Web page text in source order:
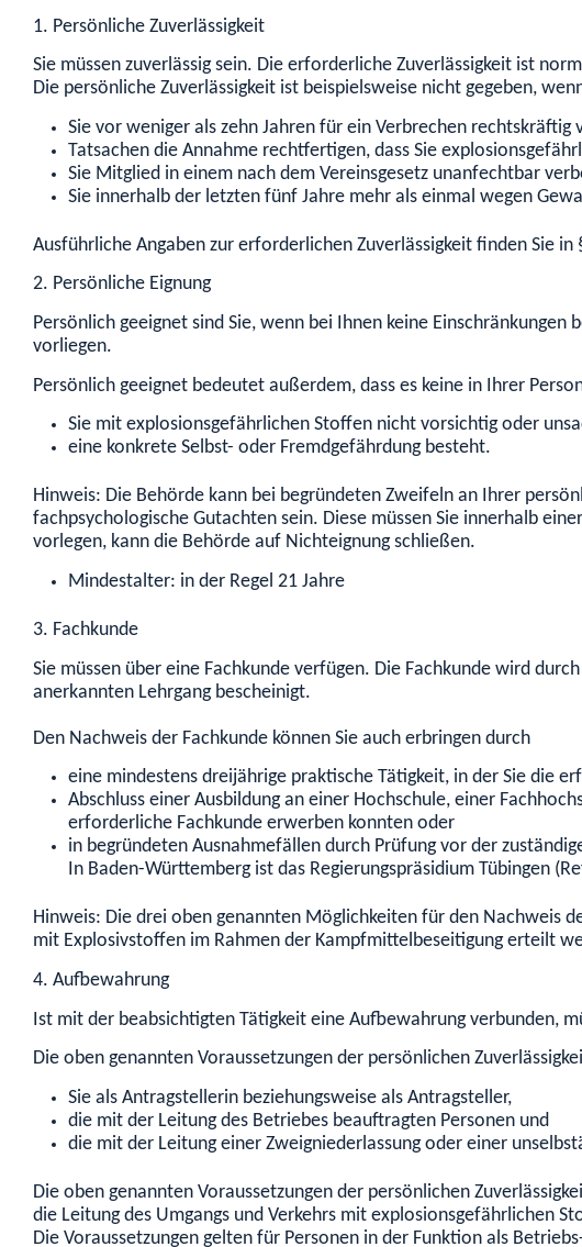
1. Persönliche Zuverlässigkeit
Sie müssen zuverlässig sein. Die erforderliche Zuverlässigkeit ist
Die persönliche Zuverlässigkeit ist beispielsweise nicht gegeben,
Sie vor weniger als zehn Jahren für ein Verbrechen
Tatsachen die Annahme rechtfertigen, dass Sie
Sie Mitglied in einem nach dem Vereinsgesetz unanfechtbar
Sie innerhalb der letzten fünf Jahre mehr als einmal wegen
Ausführliche Angaben zur erforderlichen Zuverlässigkeit finden Sie in
2. Persönliche Eignung
Persönlich geeignet sind Sie, wenn bei Ihnen keine
vorliegen.
Persönlich geeignet bedeutet außerdem, dass es keine in Ihrer
Sie mit explosionsgefährlichen Stoffen nicht vorsichtig oder
eine konkrete Selbst- oder Fremdgefährdung besteht.
Hinweis: Die Behörde kann bei begründeten Zweifeln an Ihrer
fachpsychologische Gutachten sein. Diese müssen Sie innerhalb
vorlegen, kann die Behörde auf Nichteignung schließen.
Mindestalter: in der Regel 21 Jahre
3. Fachkunde
Sie müssen über eine Fachkunde verfügen. Die Fachkunde wird
anerkannten Lehrgang bescheinigt.
Den Nachweis der Fachkunde können Sie auch erbringen durch
eine mindestens dreijährige praktische Tätigkeit, in der Sie die
Abschluss einer Ausbildung an einer Hochschule, einer
erforderliche Fachkunde erwerben konnten oder
in begründeten Ausnahmefällen durch Prüfung vor der
In Baden-Württemberg ist das Regierungspräsidium Tübingen
Hinweis: Die drei oben genannten Möglichkeiten für den Nachweis
mit Explosivstoffen im Rahmen der Kampfmittelbeseitigung erteilt
4. Aufbewahrung
Ist mit der beabsichtigten Tätigkeit eine Aufbewahrung verbunden,
Die oben genannten Voraussetzungen der persönlichen
Sie als Antragstellerin beziehungsweise als Antragsteller,
die mit der Leitung des Betriebes beauftragten Personen und
die mit der Leitung einer Zweigniederlassung oder einer
Die oben genannten Voraussetzungen der persönlichen
die Leitung des Umgangs und Verkehrs mit explosionsgefährlichen
Die Voraussetzungen gelten für Personen in der Funktion als